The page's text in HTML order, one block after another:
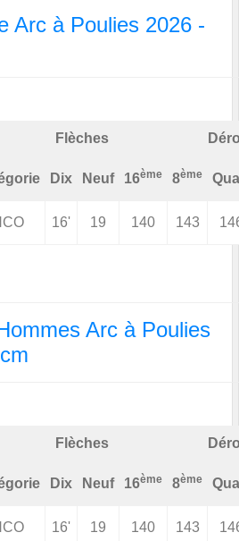
Arc à Poulies 2026 -
Flèches
Dix Neuf 16ème 8ème
16' 19 140 143
Arc à Poulies
Flèches
Dix Neuf 16ème 8ème
16' 19 140 143